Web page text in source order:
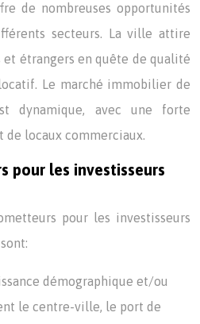
de nombreuses opportunités
secteurs. La ville attire
et étrangers en quête de qualité
Le marché immobilier de
dynamique, avec une forte
de locaux commerciaux.
pour les investisseurs
pour les investisseurs
démographique et/ou
le centre-ville, le port de